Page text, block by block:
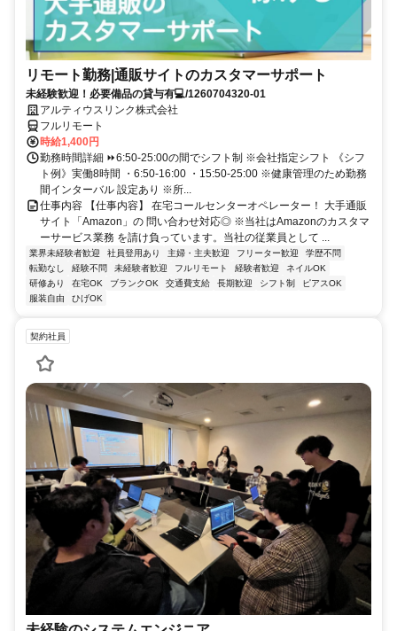
リモート勤務|通販サイトのカスタマーサポート
未経験歓迎！必要備品の貸与有💻/1260704320-01
アルティウスリンク株式会社
フルリモート
時給1,400円
勤務時間詳細 ⏩6:50-25:00の間でシフト制 ※会社指定シフト 《シフ
ト例》実働8時間 ・6:50-16:00 ・15:50-25:00 ※健康管理のため勤務
間インターバル 設定あり ※所...
仕事内容 【仕事内容】 在宅コールセンターオペレーター！ 大手通販
サイト「Amazon」の 問い合わせ対応◎ ※当社はAmazonのカスタマ
ーサービス業務 を請け負っています。当社の従業員として ...
業界未経験者歓迎 社員登用あり 主婦・主夫歓迎 フリーター歓迎
学歴不問
転勤なし
経験不問 未経験者歓迎 フルリモート 経験者歓迎
ネイルOK
研修あり
在宅OK ブランクOK 交通費支給 長期歓迎 シフト制
ピアスOK
服装自由
ひげOK
契約社員